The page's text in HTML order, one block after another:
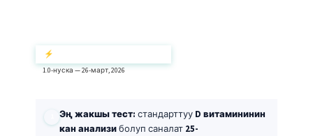
⚡ Кыскача кыскача маалымат
1.0-нуска — 26-март, 2026
Эң жакшы тест: стандарттуу D витамининин
кан анализиболуп саналат 25-